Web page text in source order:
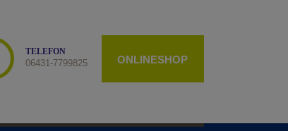
TELEFON
06431-7799825 ONLINESHOP